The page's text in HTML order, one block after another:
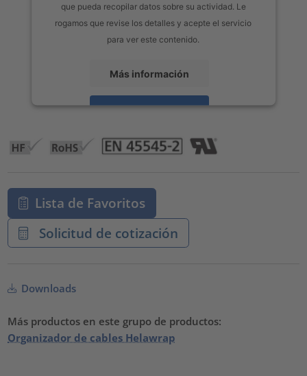
que pueda recopilar datos sobre su actividad. Le
rogamos que revise los detalles y acepte el servicio
para ver este contenido.
Más información
Aceptar
Lista de Favoritos
Solicitud de cotización
Downloads
Más productos en este grupo de productos:
Organizador de cables Helawrap